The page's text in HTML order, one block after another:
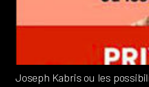
Joseph Kabris ou les